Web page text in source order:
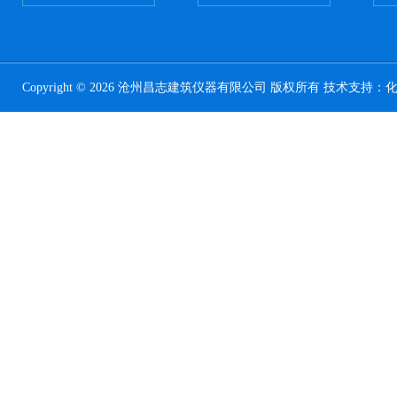
Copyright © 2026 沧州昌志建筑仪器有限公司 版权所有 技术支持：